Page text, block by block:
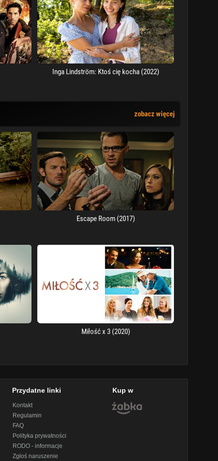
Inga Lindström: Ktoś cię kocha (2022)
zobacz więcej
Escape Room (2017)
Miłość x 3 (2020)
Przydatne linki
Kontakt
Regulamin
FAQ
Polityka prywatności
RODO - informacje
Zgłoś naruszenie
Kup w